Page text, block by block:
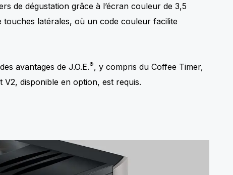
de dégustation grâce à l’écran couleur de 3,5
touches latérales, où un code couleur facilite
avantages de J.O.E.®, y compris du Coffee Timer,
V2, disponible en option, est requis.